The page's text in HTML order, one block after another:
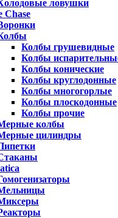
ловушки
Chase
Колбы грушевидные
Колбы
Колбы конические
Колбы круглодонные
Колбы многогорлые
Колбы плоскодонные
Колбы прочие
колбы
цилиндры